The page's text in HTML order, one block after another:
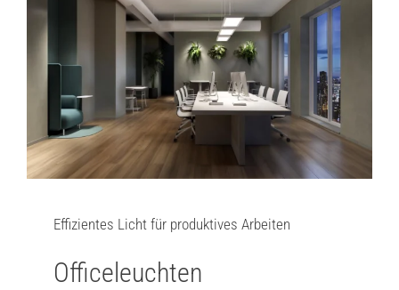
Effizientes Licht für produktives Arbeiten
Officeleuchten